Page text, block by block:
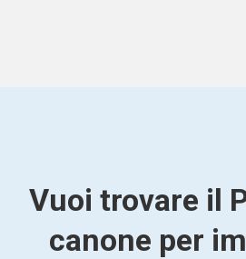
Vuoi trovare il
canone per